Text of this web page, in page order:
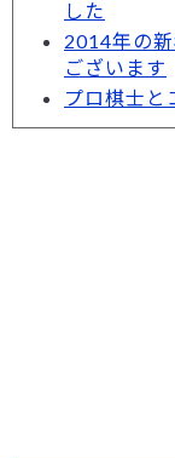
した
2014年の
ございます
プロ棋士と